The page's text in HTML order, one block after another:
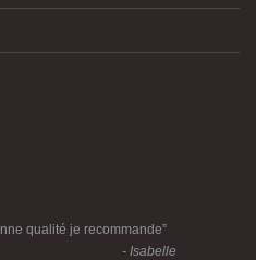
qualité je recommande”
- Isabelle